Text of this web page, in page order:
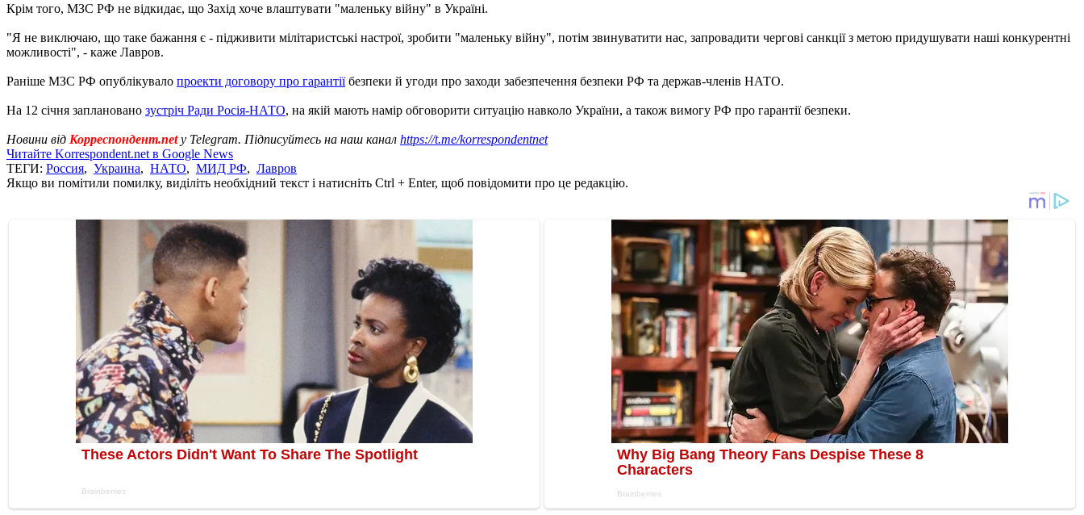
Крім того, МЗС РФ не відкидає, що Захід хоче влаштувати "маленьку війну" в Україні.
"Я не виключаю, що таке бажання є - підживити мілітаристські настрої, зробити "маленьку війну", потім звинуватити нас, запровадити чергові санкції з метою придушувати наші конкурентні
можливості", - каже Лавров.
Раніше МЗС РФ опублікувало проекти договору про гарантіїбезпеки й угоди про заходи забезпечення безпеки РФ та держав-членів НАТО.
На 12 січня заплановано зустріч Ради Росія-НАТО, на якій мають намір обговорити ситуацію навколо України, а також вимогу РФ про гарантії безпеки.
Новини від Корреспондент.netу Telegram. Підписуйтесь на наш канал https://t.me/korrespondentnet
Читайте Korrespondent.net в Google News
ТЕГИ: Россия, Украина, НАТО, МИД РФ, Лавров
Якщо ви помітили помилку, виділіть необхідний текст і натисніть Ctrl + Enter, щоб повідомити про це редакцію.